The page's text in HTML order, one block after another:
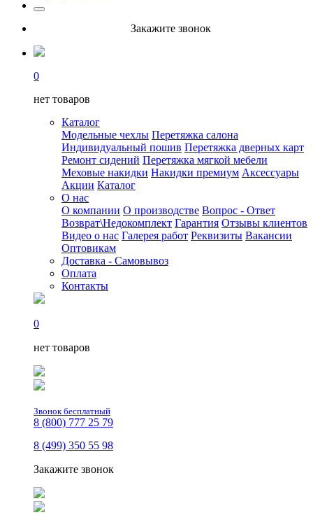
Закажите звонок
0
нет товаров
Каталог
Модельные чехлы Перетяжка салона
Индивидуальный пошив Перетяжка дверных карт
Ремонт сидений Перетяжка мягкой мебели
Меховые накидки Накидки премиум Аксессуары
Акции Каталог
О нас
О компании О производстве Вопрос - Ответ
Возврат\Недокомплект Гарантия Отзывы клиентов
Видео о нас Галерея работ Реквизиты Вакансии
Оптовикам
Доставка - Самовывоз
Оплата
Контакты
0
нет товаров
Звонок бесплатный
8 (800) 777 25 79
8 (499) 350 55 98
Закажите звонок